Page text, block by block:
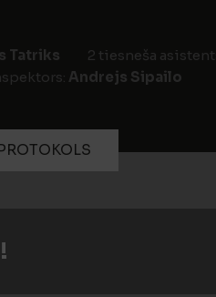
Tatriks 2 tiesneša
Andrejs Sipailo